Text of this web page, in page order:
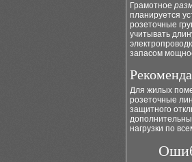
Грамотное
планируется
розеточные
учитывать
запасом
Для жилых
розеточные
защитного
нагрузки по